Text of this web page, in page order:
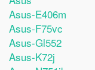
Asus-E406m
Asus-F75vc
Asus-Gl552
Asus-K72j